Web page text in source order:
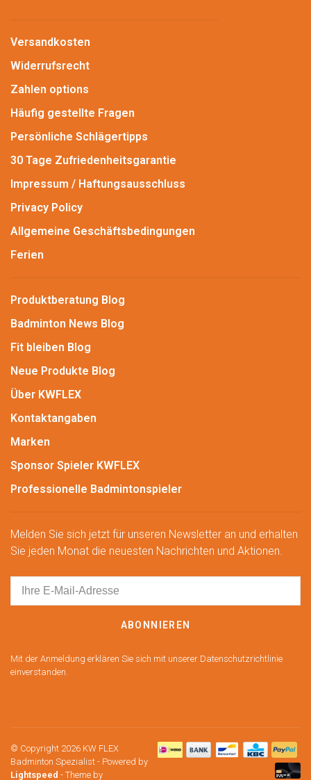
Versandkosten
Widerrufsrecht
Zahlen options
Häufig gestellte Fragen
Persönliche Schlägertipps
30 Tage Zufriedenheitsgarantie
Impressum / Haftungsausschluss
Privacy Policy
Allgemeine Geschäftsbedingungen
Ferien
Produktberatung Blog
Badminton News Blog
Fit bleiben Blog
Neue Produkte Blog
Über KWFLEX
Kontaktangaben
Marken
Sponsor Spieler KWFLEX
Professionelle Badmintonspieler
Melden Sie sich jetzt für unseren Newsletter an und erhalten
Sie jeden Monat die neuesten Nachrichten und Aktionen.
ABONNIEREN
Mit der Anmeldung erklären Sie sich mit unserer Datenschutzrichtlinie
einverstanden.
© Copyright 2026 KW FLEX
Badminton Spezialist - Powered by
Lightspeed - Theme by